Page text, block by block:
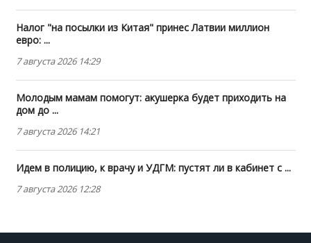
Налог "на посылки из Китая" принес Латвии миллион
евро: ...
7 августа 2026 14:29
Молодым мамам помогут: акушерка будет приходить на
дом до ...
7 августа 2026 14:21
Идем в полицию, к врачу и УДГМ: пустят ли в кабинет с ...
7 августа 2026 12:28